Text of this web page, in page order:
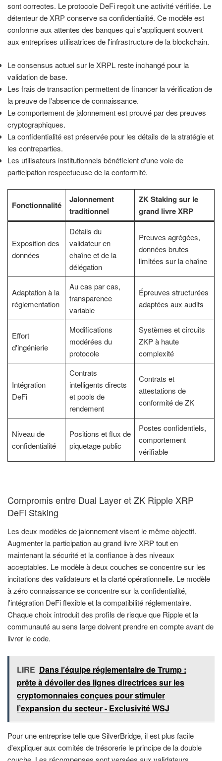
sont correctes. Le protocole DeFi reçoit une activité vérifiée. Le
détenteur de XRP conserve sa confidentialité. Ce modèle est
conforme aux attentes des banques qui s'appliquent souvent
aux entreprises utilisatrices de l'infrastructure de la blockchain.
Le consensus actuel sur le XRPL reste inchangé pour la
validation de base.
Les frais de transaction permettent de financer la vérification de
la preuve de l'absence de connaissance.
Le comportement de jalonnement est prouvé par des preuves
cryptographiques.
La confidentialité est préservée pour les détails de la stratégie et
les contreparties.
Les utilisateurs institutionnels bénéficient d'une voie de
participation respectueuse de la conformité.
Fonctionnalité
Jalonnement
traditionnel
ZK Staking sur le
grand livre XRP
Exposition des
données
Détails du
validateur en
chaîne et de la
délégation
Preuves agrégées,
données brutes
limitées sur la chaîne
Adaptation à la
réglementation
Au cas par cas,
transparence
variable
Épreuves structurées
adaptées aux audits
Effort
d'ingénierie
Modifications
modérées du
protocole
Systèmes et circuits
ZKP à haute
complexité
Intégration
DeFi
Contrats
intelligents directs
et pools de
rendement
Contrats et
attestations de
conformité de ZK
Niveau de
confidentialité
Positions et flux de
piquetage public
Postes confidentiels,
comportement
vérifiable
Compromis entre Dual Layer et ZK Ripple XRP
DeFi Staking
Les deux modèles de jalonnement visent le même objectif.
Augmenter la participation au grand livre XRP tout en
maintenant la sécurité et la confiance à des niveaux
acceptables. Le modèle à deux couches se concentre sur les
incitations des validateurs et la clarté opérationnelle. Le modèle
à zéro connaissance se concentre sur la confidentialité,
l'intégration DeFi flexible et la compatibilité réglementaire.
Chaque choix introduit des profils de risque que Ripple et la
communauté au sens large doivent prendre en compte avant de
livrer le code.
LIRE Dans l’équipe réglementaire de Trump :
prête à dévoiler des lignes directrices sur les
cryptomonnaies conçues pour stimuler
l’expansion du secteur - Exclusivité WSJ
Pour une entreprise telle que SilverBridge, il est plus facile
d'expliquer aux comités de trésorerie le principe de la double